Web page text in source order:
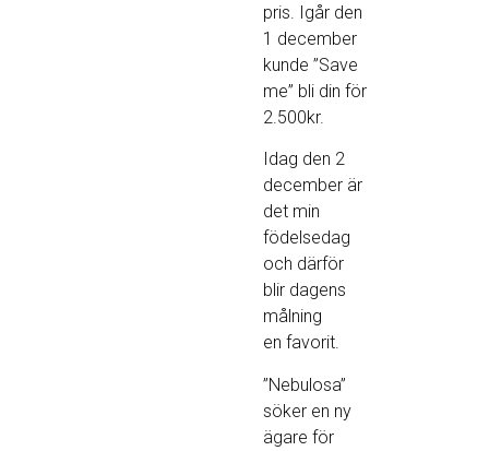
pris. Igår den
1 december
kunde ”Save
me” bli din för
2.500kr.
Idag den 2
december är
det min
födelsedag
och därför
blir dagens
målning
en favorit.
”Nebulosa”
söker en ny
ägare för